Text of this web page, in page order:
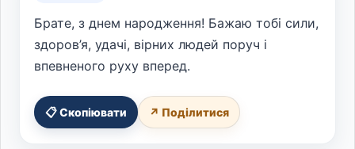
Брате, з днем народження! Бажаю тобі сили,
здоров’я, удачі, вірних людей поруч і
впевненого руху вперед.
📋 Скопіювати ↗ Поділитися